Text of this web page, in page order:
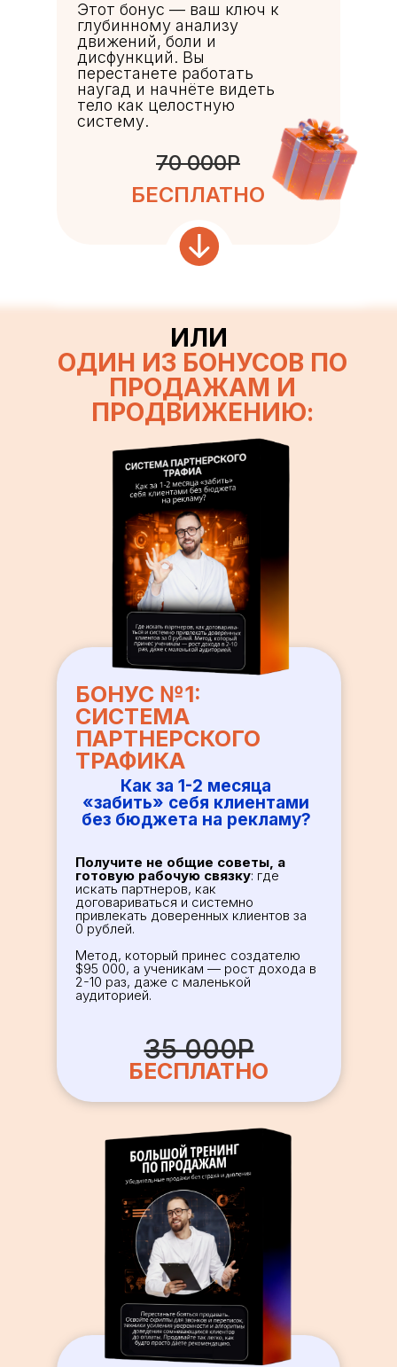
БЕСПЛАТНО
70 000Р
Этот бонус — ваш ключ к
глубинному анализу
движений, боли и
дисфункций. Вы
перестанете работать
наугад и начнёте видеть
тело как целостную
систему.
ОДИН ИЗ БОНУСОВ ПО
ПРОДАЖАМ И
ПРОДВИЖЕНИЮ:
ИЛИ
Как за 1-2 месяца
«забить» себя клиентами
без бюджета на рекламу?
Получите не общие советы, а
готовую рабочую связку: где
искать партнеров, как
договариваться и системно
привлекать доверенных клиентов за
0 рублей.
Метод, который принес создателю
$95 000, а ученикам — рост дохода в
2-10 раз, даже с маленькой
аудиторией.
БОНУС №1:
СИСТЕМА
ПАРТНЕРСКОГО
ТРАФИКA
БЕСПЛАТНО
35 000Р